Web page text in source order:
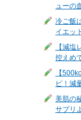
ューの
冷ご飯
イエッ
【減
控えめ
【
ピ！減
美肌の
サプリ